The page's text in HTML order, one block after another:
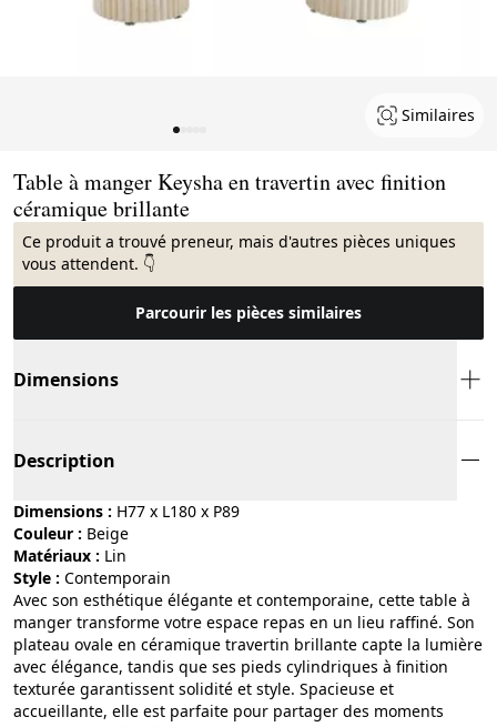
Similaires
Table à manger Keysha en travertin avec finition
céramique brillante
Ce produit a trouvé preneur, mais d'autres pièces uniques
vous attendent. 👇
Parcourir les pièces similaires
Dimensions
Description
Dimensions : H77 x L180 x P89
Couleur :
beige
Matériaux :
lin
Style :
contemporain
Avec son esthétique élégante et contemporaine, cette table à
manger transforme votre espace repas en un lieu raffiné. Son
plateau ovale en céramique travertin brillante capte la lumière
avec élégance, tandis que ses pieds cylindriques à finition
texturée garantissent solidité et style. Spacieuse et
accueillante, elle est parfaite pour partager des moments